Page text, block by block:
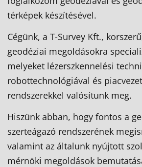
térképek készítésével.
Cégünk, a T-Survey Kft.,
geodéziai megoldásokra
melyeket lézerszkennelési
robottechnológiával és
rendszerekkel valósítunk meg.
Hiszünk abban, hogy fontos a
szerteágazó rendszerének
valamint az általunk nyújtott
mérnöki megoldások